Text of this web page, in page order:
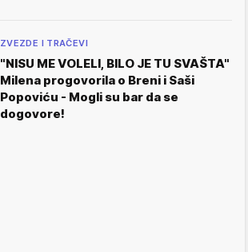
ZVEZDE I TRAČEVI
"NISU ME VOLELI, BILO JE TU SVAŠTA"
Milena progovorila o Breni i Saši
Popoviću - Mogli su bar da se
dogovore!